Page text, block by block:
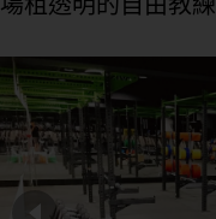
場租透明的自由教練